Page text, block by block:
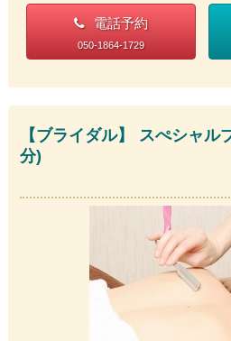
電話予約
050-1864-1729
【ブライダル】 スぺシャル
分)